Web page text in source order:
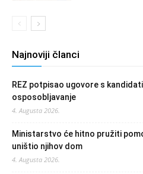
Najnoviji članci
REZ potpisao ugovore s
osposobljavanje
4. Augusta 2026.
Ministarstvo će hitno pružiti
uništio njihov dom
4. Augusta 2026.